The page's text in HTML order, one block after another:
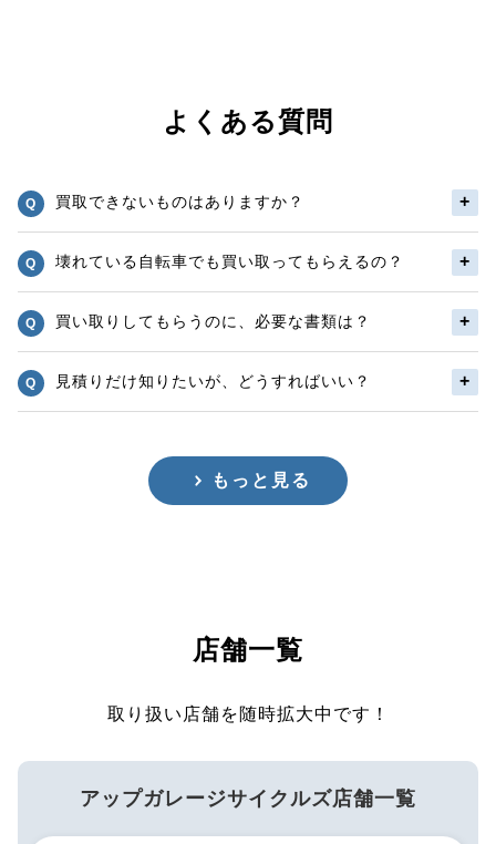
よくある質問
買取できないものはありますか？
壊れている自転車でも買い取ってもらえるの？
買い取りしてもらうのに、必要な書類は？
見積りだけ知りたいが、どうすればいい？
もっと見る
店舗一覧
取り扱い店舗を随時拡大中です！
アップガレージサイクルズ店舗一覧